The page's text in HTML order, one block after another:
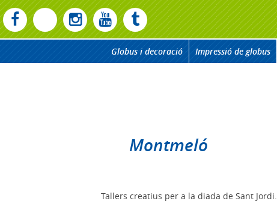
Globus i decoració Impressió de globus
Montmeló
Tallers creatius per a la diada de Sant Jordi.